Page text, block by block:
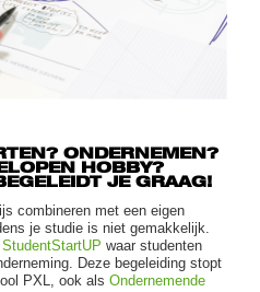
ONDERNEMEN?
HOBBY?
JE GRAAG!
combineren met een eigen
je studie is niet gemakkelijk.
StudentStartUP waar studenten
Deze begeleiding stopt
PXL, ook alsOndernemende